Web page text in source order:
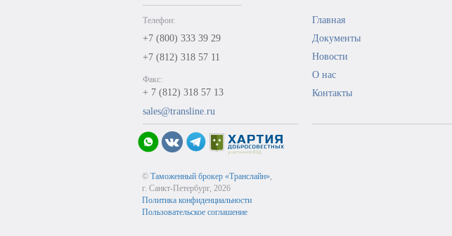
Телефон:
+7 (800) 333 39 29
+7 (812) 318 57 11
Факс:
+ 7 (812) 318 57 13
sales@transline.ru
Главная
Документы
Новости
О нас
Контакты
© Таможенный брокер «Транслайн»,
г. Санкт-Петербург, 2026
Политика конфиденциальности
Пользовательское соглашение